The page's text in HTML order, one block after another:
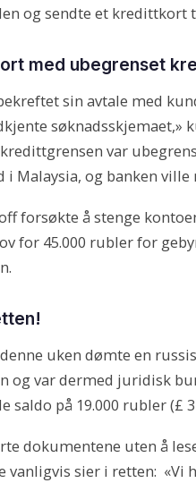
og sendte et kredittkort
med ubegrenset
sin avtale med
søknadsskjemaet,»
var
i Malaysia, og banken
forsøkte å stenge
for 45.000 rubler for
uken dømte en
og var dermed juridisk
saldo på 19.000 rubler (£
dokumentene uten å
vanligvis sier i retten: «Vi